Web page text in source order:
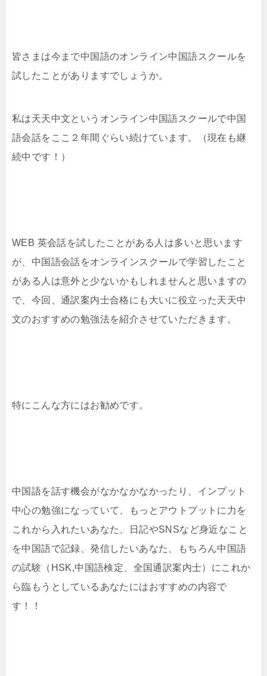
皆さまは今まで中国語のオンライン中国語スクールを
試したことがありますでしょうか。
私は天天中文というオンライン中国語スクールで中国
語会話をここ２年間ぐらい続けています。（現在も継
続中です！）
WEB 英会話を試したことがある人は多いと思います
が、中国語会話をオンラインスクールで学習したこと
がある人は意外と少ないかもしれませんと思いますの
で、今回、通訳案内士合格にも大いに役立った天天中
文のおすすめの勉強法を紹介させていただきます。
特にこんな方にはお勧めです。
中国語を話す機会がなかなかなかったり、インプット
中心の勉強になっていて、もっとアウトプットに力を
これから入れたいあなた、日記やSNSなど身近なこと
を中国語で記録、発信したいあなた、もちろん中国語
の試験（HSK,中国語検定、全国通訳案内士）にこれか
ら臨もうとしているあなたにはおすすめの内容で
す！！